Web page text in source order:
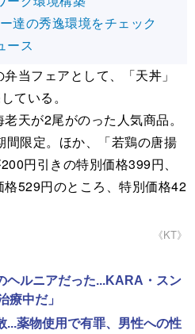
達の秀逸環境をチェック
ース
当フェアとして、「天丼」
ている。
天が2尾がのった人気商品。
間限定。ほか、「若鶏の唐揚
円引きの特別価格399円、
格529円のところ、特別価格42
《KT》
ヘルニアだった...KARA・スン
療中だ」
...薬物使用で有罪、男性への性